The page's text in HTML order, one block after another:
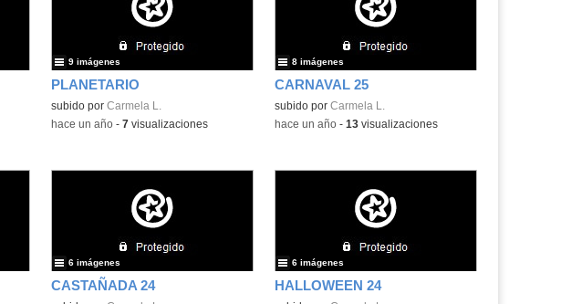
PLANETARIO
subido por Carmela L.
9 imágenes
-hace un año- 7visualizaciones
CARNAVAL 25
subido por Carmela L.
8 imágenes
-hace un año- 13visualizaciones
CASTAÑADA 24
6 imágenes
HALLOWEEN 24
6 imágenes